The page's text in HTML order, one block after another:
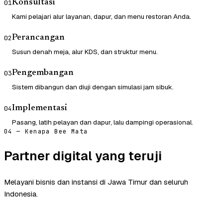
01Konsultasi
Kami pelajari alur layanan, dapur, dan menu restoran Anda.
02Perancangan
Susun denah meja, alur KDS, dan struktur menu.
03Pengembangan
Sistem dibangun dan diuji dengan simulasi jam sibuk.
04Implementasi
Pasang, latih pelayan dan dapur, lalu dampingi operasional.
04 — Kenapa Bee Mata
Partner digital yang teruji
Melayani bisnis dan instansi di Jawa Timur dan seluruh
Indonesia.